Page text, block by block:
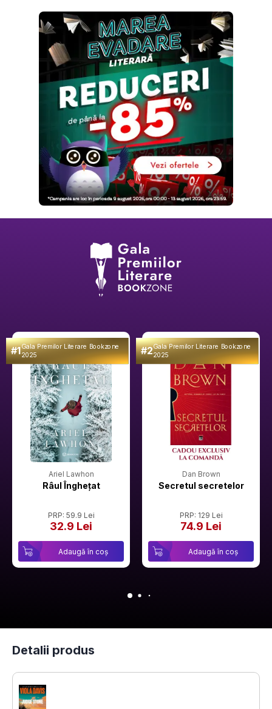
#1Gala Premilor Literare Bookzone
2025
Ariel Lawhon
Râul Înghețat
PRP: 59.9 Lei
32.9 Lei
Adaugă în coș
#2Gala Premilor Literare Bookzone
2025
Dan Brown
Secretul secretelor
PRP: 129 Lei
74.9 Lei
Adaugă în coș
Detalii produs